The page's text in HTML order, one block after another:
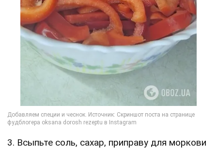
3. Всыпьте соль, сахар, приправу для моркови